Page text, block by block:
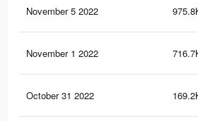
November 5 2022
November 1 2022
October 31 2022